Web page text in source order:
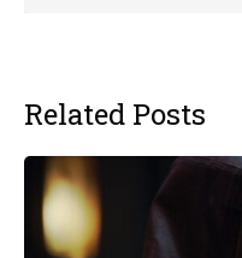
Related Posts